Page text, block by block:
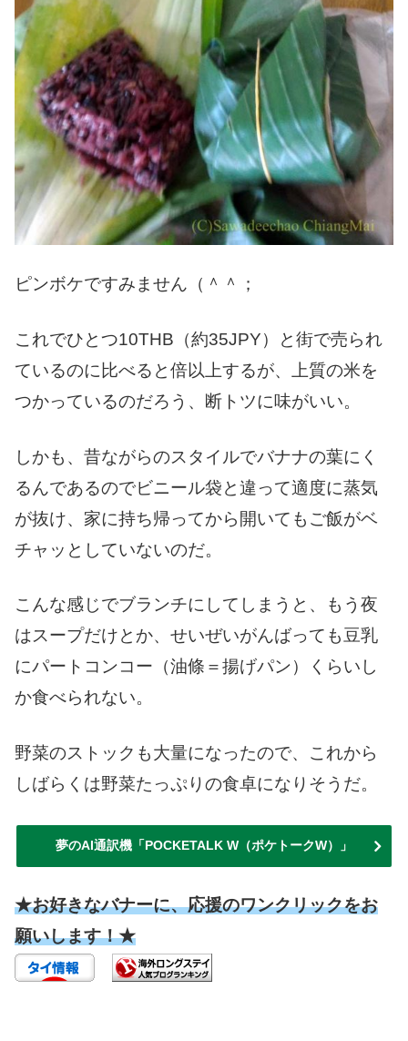
ピンボケですみません（＾＾；
これでひとつ10THB（約35JPY）と街で売られ
ているのに比べると倍以上するが、上質の米を
つかっているのだろう、断トツに味がいい。
しかも、昔ながらのスタイルでバナナの葉にく
るんであるのでビニール袋と違って適度に蒸気
が抜け、家に持ち帰ってから開いてもご飯がベ
チャッとしていないのだ。
こんな感じでブランチにしてしまうと、もう夜
はスープだけとか、せいぜいがんばっても豆乳
にパートコンコー（油條＝揚げパン）くらいし
か食べられない。
野菜のストックも大量になったので、これから
しばらくは野菜たっぷりの食卓になりそうだ。
夢のAI通訳機「POCKETALK W（ポケトークW）」
★お好きなバナーに、応援のワンクリックをお
願いします！★